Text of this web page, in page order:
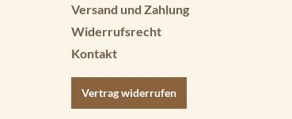
Versand und Zahlung
Widerrufsrecht
Kontakt
Vertrag widerrufen